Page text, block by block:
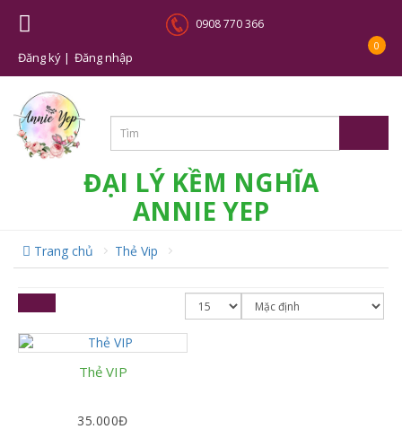
0908 770 366
Đăng ký | Đăng nhập
0
ĐẠI LÝ KỀM NGHĨA
ANNIE YEP
Trang chủ Thẻ Vip
Thẻ VIP
35.000Đ